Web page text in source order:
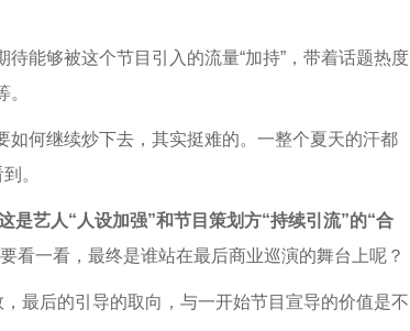
待能够被这个节目引入的流量“加持”，带着话题热度
何继续炒下去，其实挺难的。一整个夏天的汗都
。
是艺人“人设加强”和节目策划方“持续引流”的“合
看一看，最终是谁站在最后商业巡演的舞台上呢？
最后的引导的取向，与一开始节目宣导的价值是不